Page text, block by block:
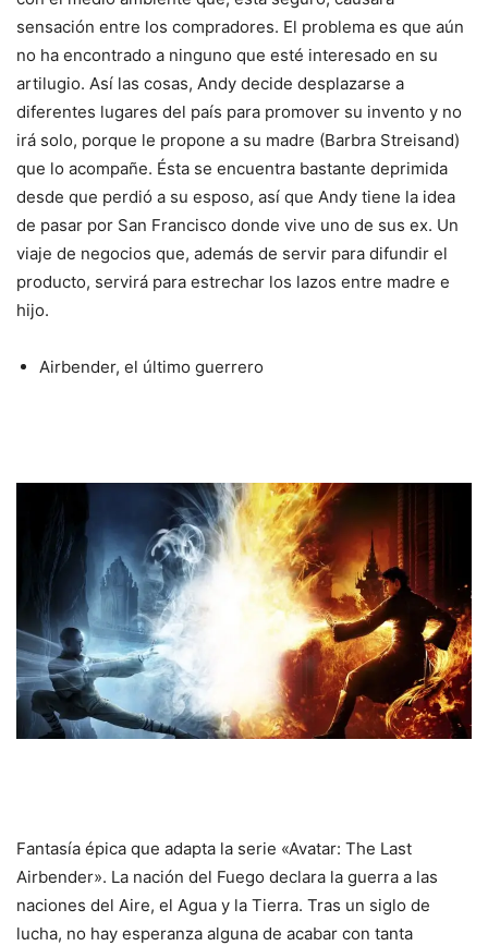
sensación entre los compradores. El problema es que aún
no ha encontrado a ninguno que esté interesado en su
artilugio. Así las cosas, Andy decide desplazarse a
diferentes lugares del país para promover su invento y no
irá solo, porque le propone a su madre (Barbra Streisand)
que lo acompañe. Ésta se encuentra bastante deprimida
desde que perdió a su esposo, así que Andy tiene la idea
de pasar por San Francisco donde vive uno de sus ex. Un
viaje de negocios que, además de servir para difundir el
producto, servirá para estrechar los lazos entre madre e
hijo.
Airbender, el último guerrero
Fantasía épica que adapta la serie «Avatar: The Last
Airbender». La nación del Fuego declara la guerra a las
naciones del Aire, el Agua y la Tierra. Tras un siglo de
lucha, no hay esperanza alguna de acabar con tanta